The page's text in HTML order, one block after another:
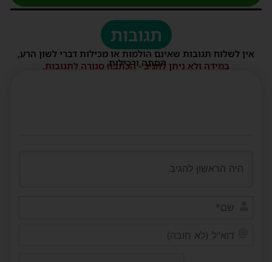
תגובות
אין לשלוח תגובות שאינם הולמות או מכילות דברי לשון הרע,
הסתה ורכילות.
במידה ולא ניתן להגיב - הכתבה סגורה לתגובות.